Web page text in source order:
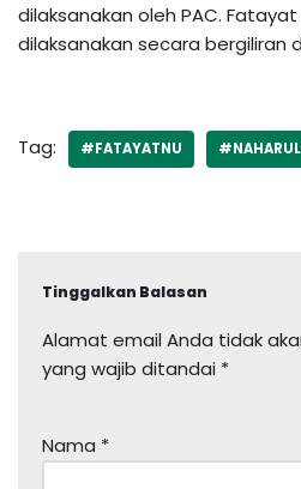
dilaksanakan oleh PAC. Fatayat
dilaksanakan secara bergiliran
Tag: #FATAYATNU
Tinggalkan Balasan
Alamat email Anda tidak
yang wajib ditandai *
Nama *